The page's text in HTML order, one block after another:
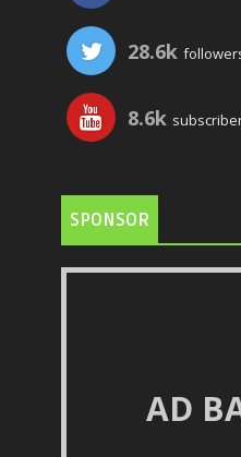
28.6k
8.6k
SPONSOR
AD